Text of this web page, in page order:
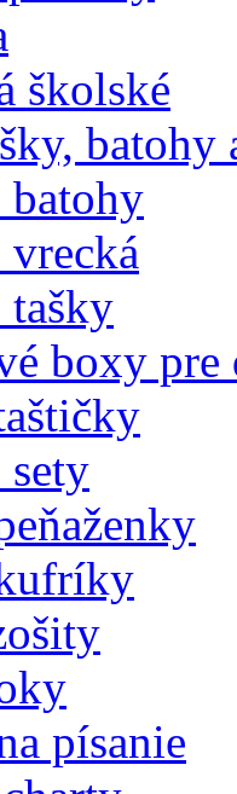
školské
batohy
batohy
tašky
boxy pre
sety
písanie